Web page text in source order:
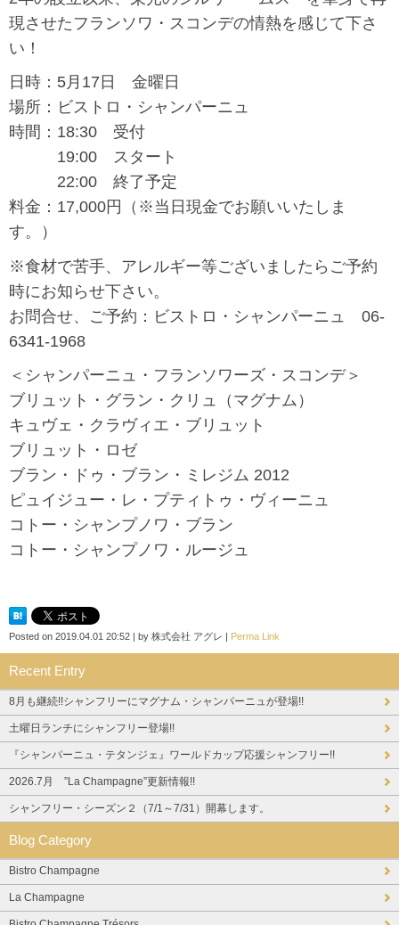
現させたフランソワ・スコンデの情熱を感じて下さ
い！
日時：5月17日 金曜日
場所：ビストロ・シャンパーニュ
時間：18:30 受付
19:00 スタート
22:00 終了予定
料金：17,000円（※当日現金でお願いいたしま
す。）
※食材で苦手、アレルギー等ございましたらご予約
時にお知らせ下さい。
お問合せ、ご予約：ビストロ・シャンパーニュ 06-
6341-1968
＜シャンパーニュ・フランソワーズ・スコンデ＞
ブリュット・グラン・クリュ（マグナム）
キュヴェ・クラヴィエ・ブリュット
ブリュット・ロゼ
ブラン・ドゥ・ブラン・ミレジム 2012
ピュイジュー・レ・プティトゥ・ヴィーニュ
コトー・シャンプノワ・ブラン
コトー・シャンプノワ・ルージュ
Posted on 2019.04.01 20:52 | by 株式会社 アグレ | Perma Link
Recent Entry
8月も継続!!シャンフリーにマグナム・シャンパーニュが登場!!
土曜日ランチにシャンフリー登場!!
『シャンパーニュ・テタンジェ』ワールドカップ応援シャンフリー!!
2026.7月 ”La Champagne”更新情報!!
シャンフリー・シーズン２（7/1～7/31）開幕します。
Blog Category
Bistro Champagne
La Champagne